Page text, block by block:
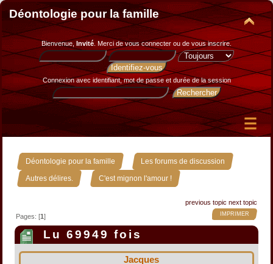
Déontologie pour la famille
Bienvenue, Invité. Merci devous connecter ou de vous inscrire.
Connexion avec identifiant, mot de passe et durée de la session
Déontologie pour la famille » Les forums de discussion »
Autres délires. » C'est mignon l'amour !
previous topic next topic
IMPRIMER
Pages: [1]
Lu 69949 fois
Jacques